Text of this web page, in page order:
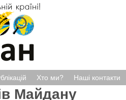
Хто ми? Наші контакти
Майдану